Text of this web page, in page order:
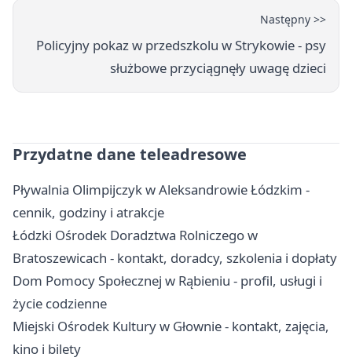
Następny >>
Policyjny pokaz w przedszkolu w Strykowie - psy
służbowe przyciągnęły uwagę dzieci
Przydatne dane teleadresowe
Pływalnia Olimpijczyk w Aleksandrowie Łódzkim -
cennik, godziny i atrakcje
Łódzki Ośrodek Doradztwa Rolniczego w
Bratoszewicach - kontakt, doradcy, szkolenia i dopłaty
Dom Pomocy Społecznej w Rąbieniu - profil, usługi i
życie codzienne
Miejski Ośrodek Kultury w Głownie - kontakt, zajęcia,
kino i bilety